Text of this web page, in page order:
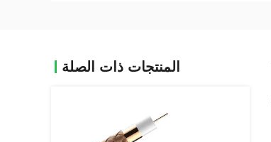
المنتجات ذات الصلة